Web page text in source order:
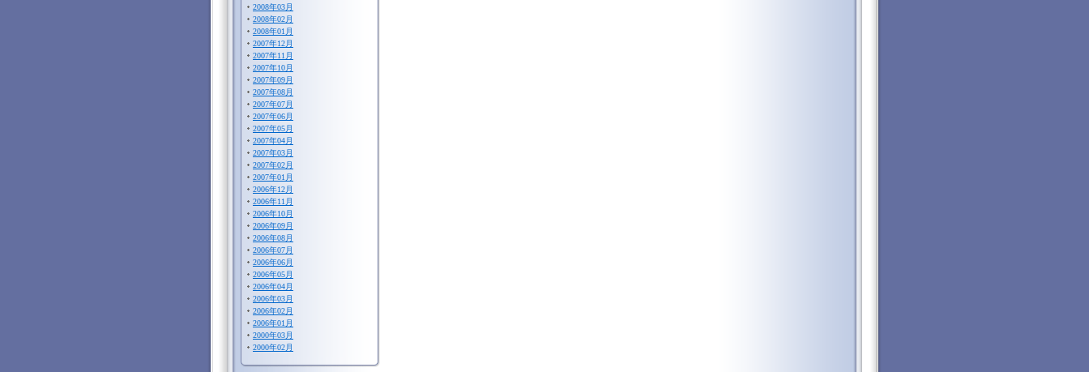
2008年03月
2008年02月
2008年01月
2007年12月
2007年11月
2007年10月
2007年09月
2007年08月
2007年07月
2007年06月
2007年05月
2007年04月
2007年03月
2007年02月
2007年01月
2006年12月
2006年11月
2006年10月
2006年09月
2006年08月
2006年07月
2006年06月
2006年05月
2006年04月
2006年03月
2006年02月
2006年01月
2000年03月
2000年02月